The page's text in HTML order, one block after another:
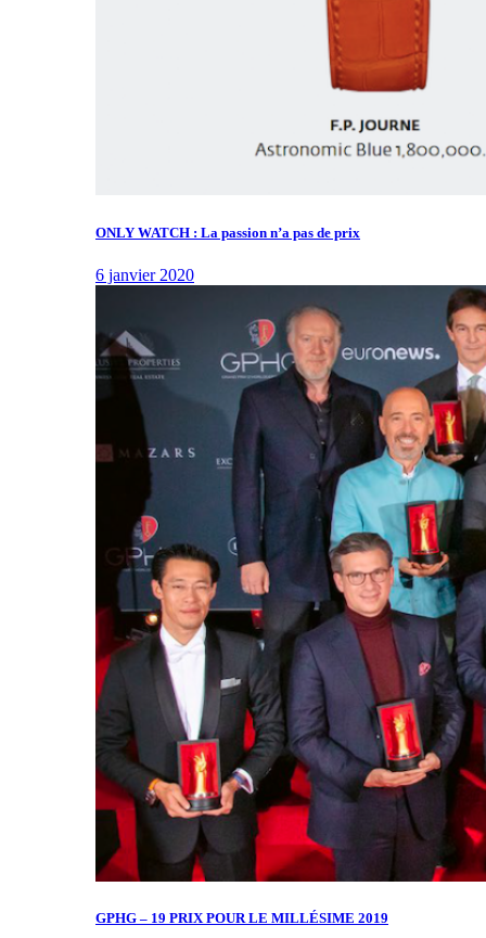
ONLY WATCH : La passion n’a pas de prix
6 janvier 2020
GPHG – 19 PRIX POUR LE MILLÉSIME 2019